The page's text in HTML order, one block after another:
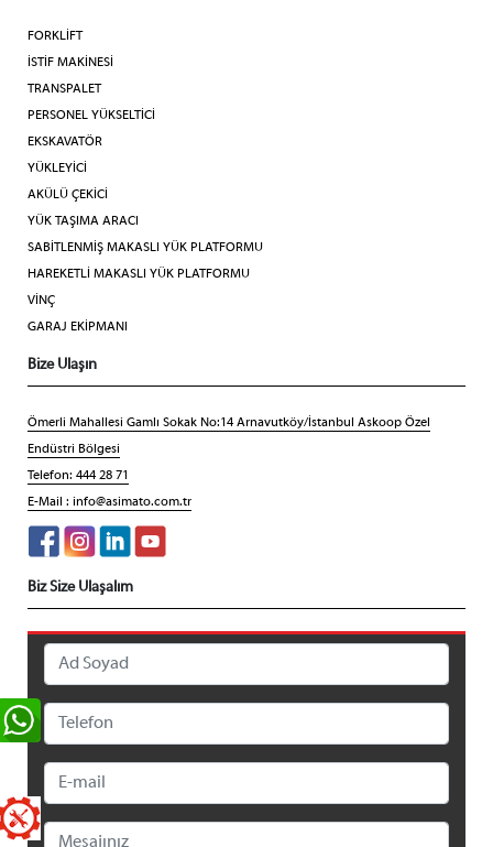
FORKLİFT
İSTİF MAKİNESİ
TRANSPALET
PERSONEL YÜKSELTİCİ
EKSKAVATÖR
YÜKLEYİCİ
AKÜLÜ ÇEKİCİ
YÜK TAŞIMA ARACI
SABİTLENMİŞ MAKASLI YÜK PLATFORMU
HAREKETLİ MAKASLI YÜK PLATFORMU
VİNÇ
GARAJ EKİPMANI
Bize Ulaşın
Ömerli Mahallesi Gamlı Sokak No:14 Arnavutköy/İstanbul Askoop Özel
Endüstri Bölgesi
Telefon: 444 28 71
E-Mail : info@asimato.com.tr
Biz Size Ulaşalım